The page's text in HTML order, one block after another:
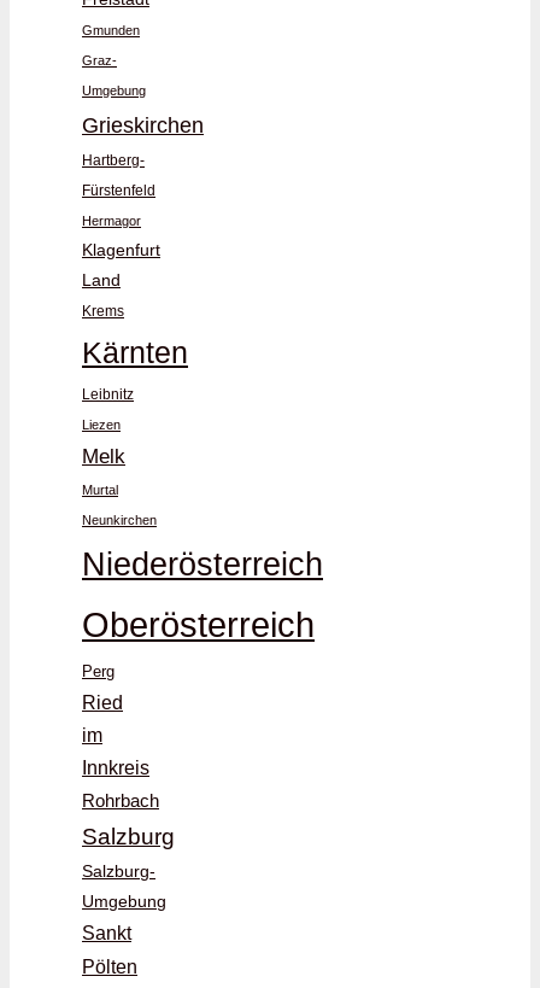
Gmunden
Graz-
Umgebung
Grieskirchen
Hartberg-
Fürstenfeld
Hermagor
Klagenfurt
Land
Krems
Kärnten
Leibnitz
Liezen
Melk
Murtal
Neunkirchen
Niederösterreich
Oberösterreich
Perg
Ried
im
Innkreis
Rohrbach
Salzburg
Salzburg-
Umgebung
Sankt
Pölten